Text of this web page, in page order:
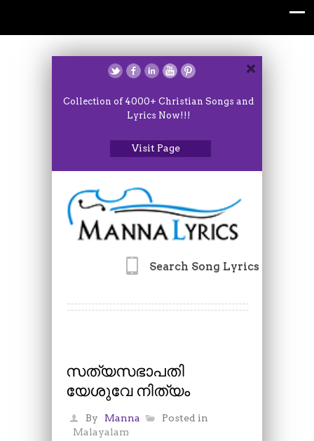
Collection of 4000+ Christian Songs and
Lyrics Now!!!
Visit Page
Search Song Lyrics
സത്യസഭാപതി
യേശുവേ നിത്യം
By Manna
Posted in
Malayalam